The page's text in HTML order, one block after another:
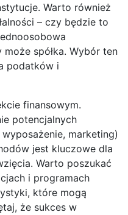
Warto również
– czy będzie to
spółka. Wybór ten
podatków i
finansowym.
potencjalnych
marketing)
jest kluczowe dla
Warto poszukać
i programach
które mogą
że sukces w